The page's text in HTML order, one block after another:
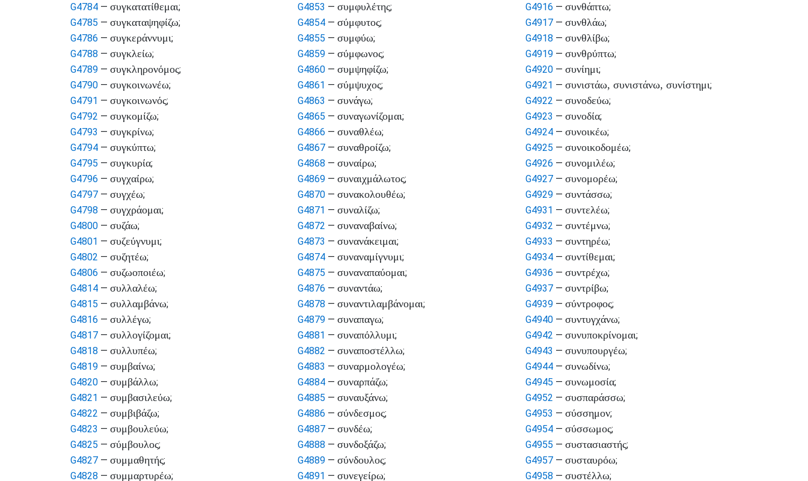
G4784 — συγκατατίθεμαι;
G4785 — συγκαταψηφίζω;
G4786 — συγκεράννυμι;
G4788 — συγκλείω;
G4789 — συγκληρονόμος;
G4790 — συγκοινωνέω;
G4791 — συγκοινωνός;
G4792 — συγκομίζω;
G4793 — συγκρίνω;
G4794 — συγκύπτω;
G4795 — συγκυρία;
G4796 — συγχαίρω;
G4797 — συγχέω;
G4798 — συγχράομαι;
G4800 — συζάω;
G4801 — συζεύγνυμι;
G4802 — συζητέω;
G4806 — συζωοποιέω;
G4814 — συλλαλέω;
G4815 — συλλαμβάνω;
G4816 — συλλέγω;
G4817 — συλλογίζομαι;
G4818 — συλλυπέω;
G4819 — συμβαίνω;
G4820 — συμβάλλω;
G4821 — συμβασιλεύω;
G4822 — συμβιβάζω;
G4823 — συμβουλεύω;
G4825 — σύμβουλος;
G4827 — συμμαθητής;
G4828 — συμμαρτυρέω;
G4853 —συμφυλέτης;
G4854 —σύμφυτος;
G4855 —συμφύω;
G4859 —σύμφωνος;
G4860 —συμψηφίζω;
G4861 —σύμψυχος;
G4863 —συνάγω;
G4865 —συναγωνίζομαι;
G4866 —συναθλέω;
G4867 —συναθροίζω;
G4868 —συναίρω;
G4869 —συναιχμάλωτος;
G4870 —συνακολουθέω;
G4871 —συναλίζω;
G4872 —συναναβαίνω;
G4873 —συνανάκειμαι;
G4874 —συναναμίγνυμι;
G4875 —συναναπαύομαι;
G4876 —συναντάω;
G4878 —συναντιλαμβάνομαι;
G4879 —συναπαγω;
G4881 —συναπόλλυμι;
G4882 —συναποστέλλω;
G4883 —συναρμολογέω;
G4884 —συναρπάζω;
G4885 —συναυξάνω;
G4886 —σύνδεσμος;
G4887 —συνδέω;
G4888 —συνδοξάζω;
G4889 —σύνδουλος;
G4891 —συνεγείρω;
G4916 — συνθάπτω;
G4917— συνθλάω;
G4918— συνθλίβω;
G4919— συνθρύπτω;
G4920— συνίημι;
G4921 — συνιστάω, συνιστάνω, συνίστημι;
G4922 — συνοδεύω;
G4923 — συνοδία;
G4924— συνοικέω;
G4925 — συνοικοδομέω;
G4926 — συνομιλέω;
G4927— συνομορέω;
G4929— συντάσσω;
G4931 — συντελέω;
G4932 — συντέμνω;
G4933 — συντηρέω;
G4934— συντίθεμαι;
G4936 — συντρέχω;
G4937— συντρίβω;
G4939— σύντροφος;
G4940— συντυγχάνω;
G4942 — συνυποκρίνομαι;
G4943 — συνυπουργέω;
G4944— συνωδίνω;
G4945 — συνωμοσία;
G4952 — συσπαράσσω;
G4953 — σύσσημον;
G4954— σύσσωμος;
G4955 — συστασιαστής;
G4957— συσταυρόω;
G4958— συστέλλω;